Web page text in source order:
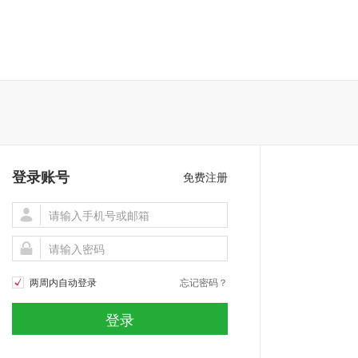
登录账号 免费注册


 两周内自动登录 忘记密码？